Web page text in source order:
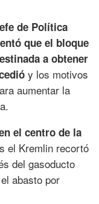
de Política
que el bloque
a obtener
y los motivos
aumentar la
el centro de la
el Kremlin recortó
del gasoducto
abasto por